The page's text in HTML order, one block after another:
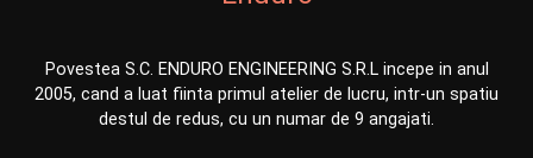
Povestea S.C. ENDURO ENGINEERING S.R.L incepe in anul
2005, cand a luat fiinta primul atelier de lucru, intr-un spatiu
destul de redus, cu un numar de 9 angajati.